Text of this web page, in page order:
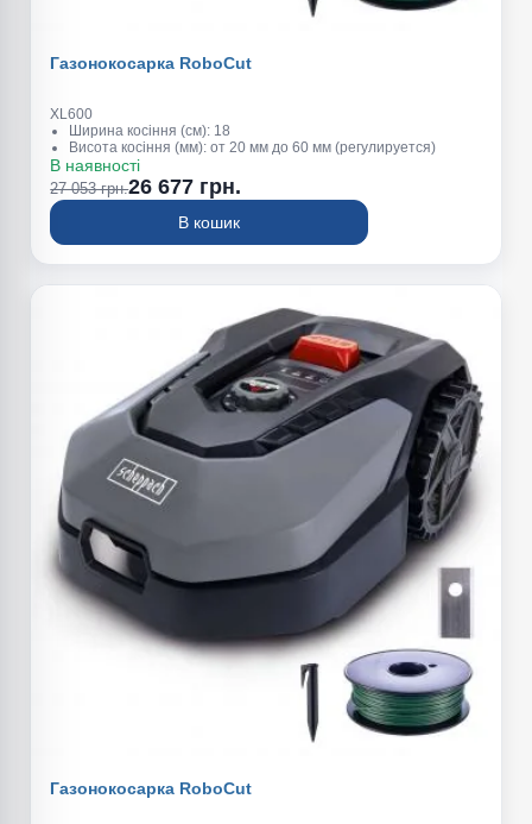
Газонокосарка RoboCut
XL600
Ширина косіння (см): 18
Висота косіння (мм): от 20 мм до 60 мм (регулируется)
В наявності
27 053 грн.26 677 грн.
В кошик
Газонокосарка RoboCut